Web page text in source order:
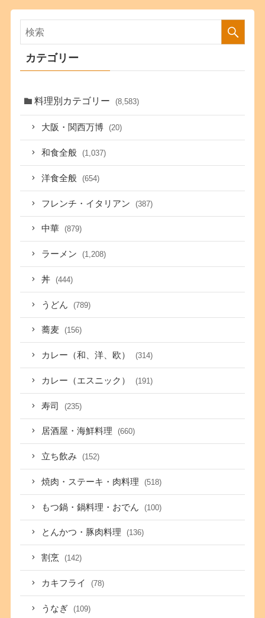
カテゴリー
料理別カテゴリー (8,583)
大阪・関西万博 (20)
和食全般 (1,037)
洋食全般 (654)
フレンチ・イタリアン (387)
中華 (879)
ラーメン (1,208)
丼 (444)
うどん (789)
蕎麦 (156)
カレー（和、洋、欧） (314)
カレー（エスニック） (191)
寿司 (235)
居酒屋・海鮮料理 (660)
立ち飲み (152)
焼肉・ステーキ・肉料理 (518)
もつ鍋・鍋料理・おでん (100)
とんかつ・豚肉料理 (136)
割烹 (142)
カキフライ (78)
うなぎ (109)